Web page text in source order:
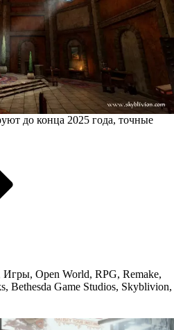
до конца 2025 года, точные
Игры, Open World, RPG, Remake,
, Bethesda Game Studios, Skyblivion,